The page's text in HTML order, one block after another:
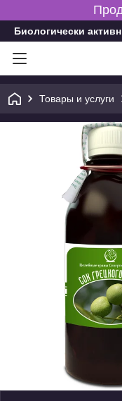
Биологически
Товары и услуги